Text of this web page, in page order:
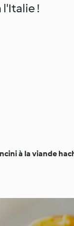
!
à la viande